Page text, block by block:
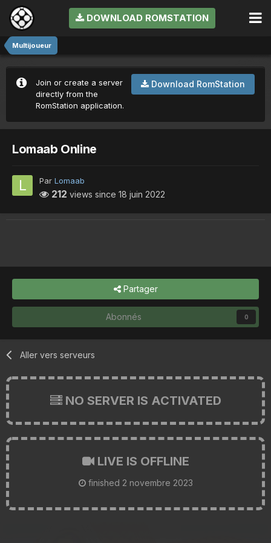
DOWNLOAD ROMSTATION
Multijoueur
Download RomStation
Join or create a server
directly from the
RomStation application.
Lomaab Online
Par Lomaab
212 views since 18 juin 2022
Partager
Abonnés 0
Aller vers serveurs
NO SERVER IS ACTIVATED
LIVE IS OFFLINE
finished 2 novembre 2023